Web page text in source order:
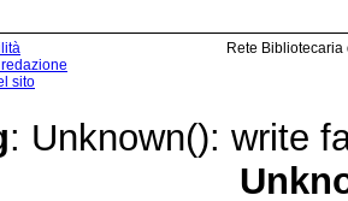
sito
Rete
: Unknown(): write